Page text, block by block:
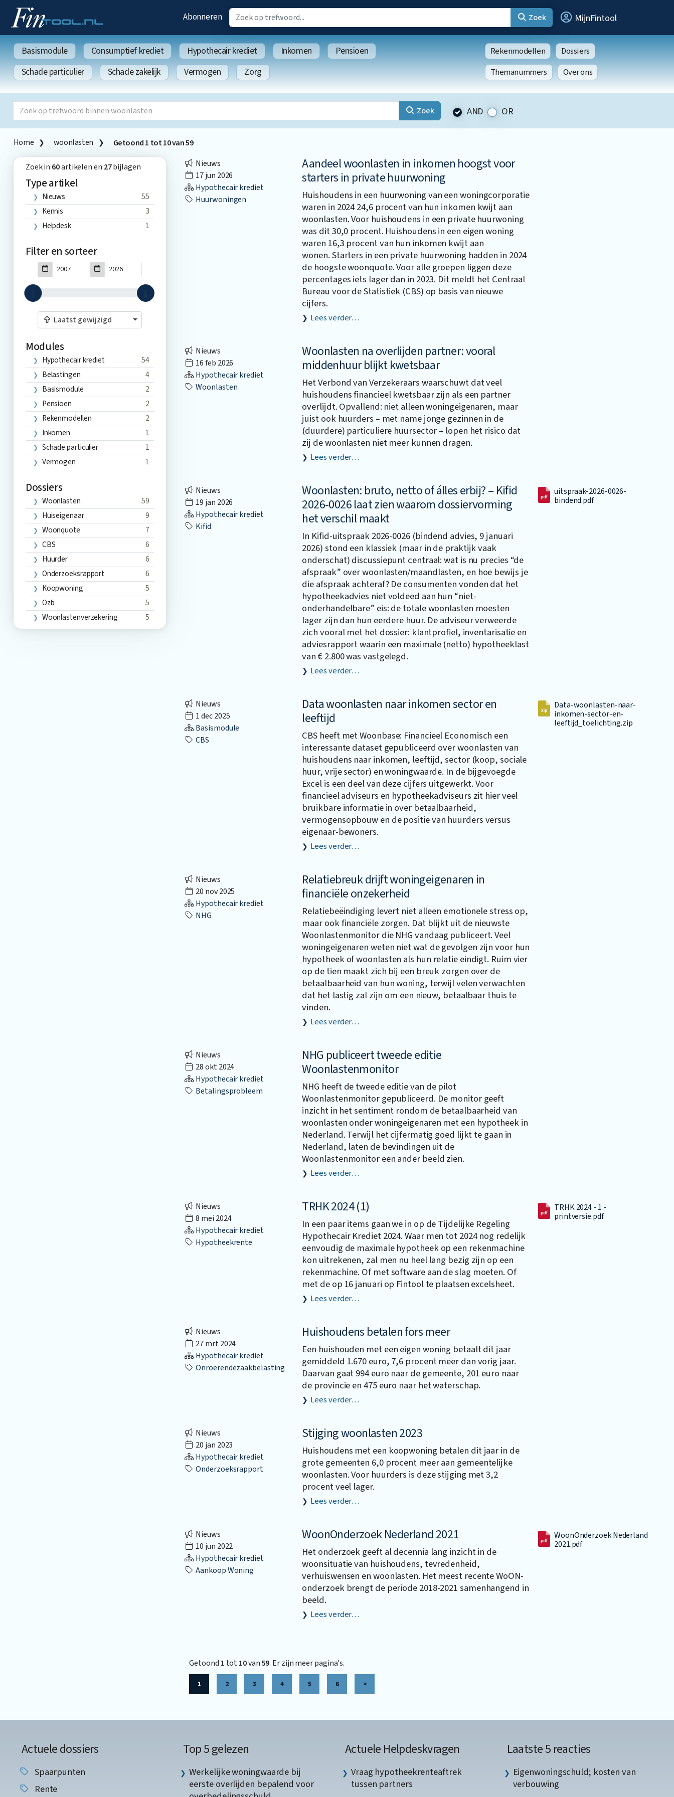
Abonneren Zoek MijnFintool
Basismodule Consumptief krediet Hypothecair krediet Inkomen
Pensioen
Schade particulier
Schade zakelijk Vermogen Zorg
Rekenmodellen
Dossiers
Themanummers
Over ons
Zoek AND OR
Home woonlasten Getoond1 tot10van59
Zoek in 60artikelen en 27bijlagen
Type artikel
Nieuws
55
Kennis
3
Helpdesk
1
Filter en sorteer
Laatst gewijzigd
Modules
Hypothecair krediet
54
Belastingen
4
Basismodule
2
Pensioen
2
Rekenmodellen
2
Inkomen
1
Schade particulier
1
Vermogen
1
Dossiers
Woonlasten
59
Huiseigenaar
9
Woonquote
7
CBS
6
Huurder
6
Onderzoeksrapport
6
Koopwoning
5
Ozb
5
Woonlastenverzekering
5
Nieuws
17 jun 2026
Hypothecair krediet
Huurwoningen
Aandeel woonlasten in inkomen hoogst voor
starters in private huurwoning
Huishoudens in een huurwoning van een woningcorporatie
waren in 2024 24,6 procent van hun inkomen kwijt aan
woonlasten. Voor huishoudens in een private huurwoning
was dit 30,0 procent. Huishoudens in een eigen woning
waren 16,3 procent van hun inkomen kwijt aan
wonen. Starters in een private huurwoning hadden in 2024
de hoogste woonquote. Voor alle groepen liggen deze
percentages iets lager dan in 2023. Dit meldt het Centraal
Bureau voor de Statistiek (CBS) op basis van nieuwe
cijfers.
Lees verder…
Nieuws
16 feb 2026
Hypothecair krediet
Woonlasten
Woonlasten na overlijden partner: vooral
middenhuur blijkt kwetsbaar
Het Verbond van Verzekeraars waarschuwt dat veel
huishoudens financieel kwetsbaar zijn als een partner
overlijdt. Opvallend: niet alleen woningeigenaren, maar
juist ook huurders – met name jonge gezinnen in de
(duurdere) particuliere huursector – lopen het risico dat
zij de woonlasten niet meer kunnen dragen.
Lees verder…
Nieuws
19 jan 2026
Hypothecair krediet
Kifid
Woonlasten: bruto, netto of álles erbij? – Kifid
2026-0026 laat zien waarom dossiervorming
het verschil maakt
In Kifid-uitspraak 2026-0026 (bindend advies, 9 januari
2026) stond een klassiek (maar in de praktijk vaak
onderschat) discussiepunt centraal: wat is nu precies “de
afspraak” over woonlasten/maandlasten, en hoe bewijs je
die afspraak achteraf? De consumenten vonden dat het
hypotheekadvies niet voldeed aan hun “niet-
onderhandelbare” eis: de totale woonlasten moesten
lager zijn dan hun eerdere huur. De adviseur verweerde
zich vooral met het dossier: klantprofiel, inventarisatie en
adviesrapport waarin een maximale (netto) hypotheeklast
van € 2.800 was vastgelegd.
Lees verder…
uitspraak-2026-0026-
bindend.pdf
Nieuws
1 dec 2025
Basismodule
CBS
Data woonlasten naar inkomen sector en
leeftijd
CBS heeft met Woonbase: Financieel Economisch een
interessante dataset gepubliceerd over woonlasten van
huishoudens naar inkomen, leeftijd, sector (koop, sociale
huur, vrije sector) en woningwaarde. In de bijgevoegde
Excel is een deel van deze cijfers uitgewerkt. Voor
financieel adviseurs en hypotheekadviseurs zit hier veel
bruikbare informatie in over betaalbaarheid,
vermogensopbouw en de positie van huurders versus
eigenaar-bewoners.
Lees verder…
Data-woonlasten-naar-
inkomen-sector-en-
leeftijd_toelichting.zip
Nieuws
20 nov 2025
Hypothecair krediet
NHG
Relatiebreuk drijft woningeigenaren in
financiële onzekerheid
Relatiebeëindiging levert niet alleen emotionele stress op,
maar ook financiële zorgen. Dat blijkt uit de nieuwste
Woonlastenmonitor die NHG vandaag publiceert. Veel
woningeigenaren weten niet wat de gevolgen zijn voor hun
hypotheek of woonlasten als hun relatie eindigt. Ruim vier
op de tien maakt zich bij een breuk zorgen over de
betaalbaarheid van hun woning, terwijl velen verwachten
dat het lastig zal zijn om een nieuw, betaalbaar thuis te
vinden.
Lees verder…
Nieuws
28 okt 2024
Hypothecair krediet
Betalingsprobleem
NHG publiceert tweede editie
Woonlastenmonitor
NHG heeft de tweede editie van de pilot
Woonlastenmonitor gepubliceerd. De monitor geeft
inzicht in het sentiment rondom de betaalbaarheid van
woonlasten onder woningeigenaren met een hypotheek in
Nederland. Terwijl het cijfermatig goed lijkt te gaan in
Nederland, laten de bevindingen uit de
Woonlastenmonitor een ander beeld zien.
Lees verder…
Nieuws
8 mei 2024
Hypothecair krediet
Hypotheekrente
TRHK 2024 (1)
In een paar items gaan we in op de Tijdelijke Regeling
Hypothecair Krediet 2024. Waar men tot 2024 nog redelijk
eenvoudig de maximale hypotheek op een rekenmachine
kon uitrekenen, zal men nu heel lang bezig zijn op een
rekenmachine. Of met software aan de slag moeten. Of
met de op 16 januari op Fintool te plaatsen excelsheet.
Lees verder…
TRHK 2024 - 1 -
printversie.pdf
Nieuws
27 mrt 2024
Hypothecair krediet
Onroerendezaakbelasting
Huishoudens betalen fors meer
Een huishouden met een eigen woning betaalt dit jaar
gemiddeld 1.670 euro, 7,6 procent meer dan vorig jaar.
Daarvan gaat 994 euro naar de gemeente, 201 euro naar
de provincie en 475 euro naar het waterschap.
Lees verder…
Nieuws
20 jan 2023
Hypothecair krediet
Onderzoeksrapport
Stijging woonlasten 2023
Huishoudens met een koopwoning betalen dit jaar in de
grote gemeenten 6,0 procent meer aan gemeentelijke
woonlasten. Voor huurders is deze stijging met 3,2
procent veel lager.
Lees verder…
Nieuws
10 jun 2022
Hypothecair krediet
Aankoop Woning
WoonOnderzoek Nederland 2021
Het onderzoek geeft al decennia lang inzicht in de
woonsituatie van huishoudens, tevredenheid,
verhuiswensen en woonlasten. Het meest recente WoON-
onderzoek brengt de periode 2018-2021 samenhangend in
beeld.
Lees verder…
WoonOnderzoek Nederland
2021.pdf
Getoond 1 tot10van59. Er zijn meer pagina's.
1 2 3 4 5 6 >
Actuele dossiers
Spaarpunten
Rente
Top 5 gelezen
Werkelijke woningwaarde bij
eerste overlijden bepalend voor
Actuele Helpdeskvragen
Vraag hypotheekrenteaftrek
tussen partners
Laatste 5 reacties
Eigenwoningschuld; kosten van
verbouwing